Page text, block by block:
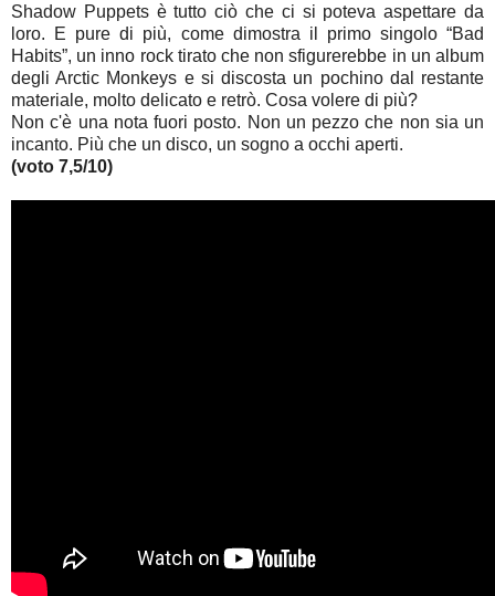
Shadow Puppets è tutto ciò che ci si poteva aspettare da
loro. E pure di più, come dimostra il primo singolo “Bad
Habits”, un inno rock tirato che non sfigurerebbe in un album
degli Arctic Monkeys e si discosta un pochino dal restante
materiale, molto delicato e retrò. Cosa volere di più?
Non c'è una nota fuori posto. Non un pezzo che non sia un
incanto. Più che un disco, un sogno a occhi aperti.
(voto 7,5/10)